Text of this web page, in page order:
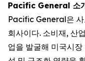
Pacific General 소
Pacific General은 사
회사이다. 소비재, 산
업을 발굴해 미국시